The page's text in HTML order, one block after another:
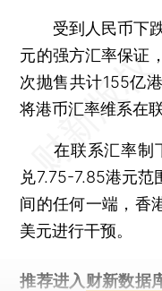
受到人民币下跌
元的强方汇率保证
次抛售共计155亿
将港币汇率维系在
在联系汇率制下
兑7.75-7.85港元范
间的任何一端，香
美元进行干预。
推荐进入 财新数据